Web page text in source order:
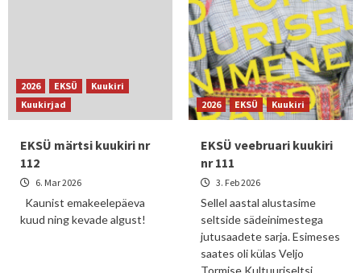
2026 EKSÜ
Kuukiri
Kuukirjad
EKSÜ märtsi kuukiri nr
112
6. Mar 2026
Kaunist emakeelepäeva
kuud ning kevade algust!
2026 EKSÜ Kuukiri
EKSÜ veebruari kuukiri
nr 111
3. Feb 2026
Sellel aastal alustasime
seltside sädeinimestega
jutusaadete sarja. Esimeses
saates oli külas Veljo
Tormise Kultuuriseltsi